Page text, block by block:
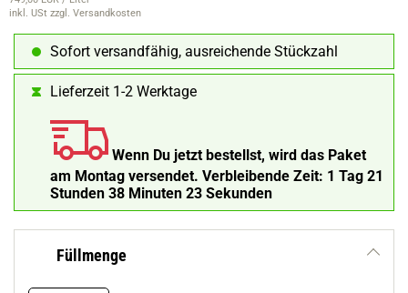
inkl. USt zzgl. Versandkosten
Sofort versandfähig, ausreichende Stückzahl
Lieferzeit 1-2 Werktage
Wenn Du jetzt bestellst, wird das Paket
am Montag versendet. Verbleibende Zeit: 1 Tag 21
Stunden 38 Minuten 22 Sekunden
Füllmenge